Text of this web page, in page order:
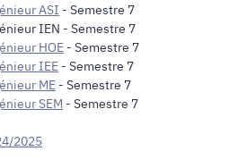
ASI - Semestre 7
IEN - Semestre 7
HOE - Semestre 7
IEE - Semestre 7
ME - Semestre 7
SEM - Semestre 7
2025